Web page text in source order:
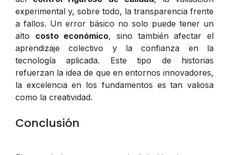
experimental y, sobre todo, la transparencia frente
a fallos. Un error básico no solo puede tener un
alto costo económico, sino también afectar el
aprendizaje colectivo y la confianza en la
tecnología aplicada. Este tipo de historias
refuerzan la idea de que en entornos innovadores,
la excelencia en los fundamentos es tan valiosa
como la creatividad.
Conclusión